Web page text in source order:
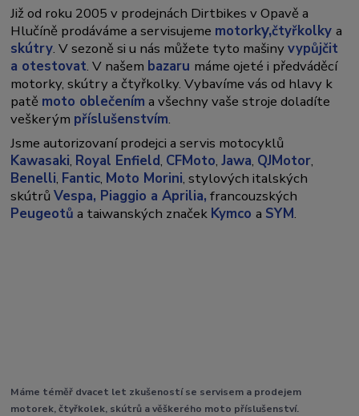
Již od roku 2005 v prodejnách Dirtbikes v Opavě a
Hlučíně prodáváme a servisujeme motorky,čtyřkolkya
skútry. V sezoně si u nás můžete tyto mašinyvypůjčit
a otestovat. V našem bazaru máme ojeté i předváděcí
motorky, skútry a čtyřkolky. Vybavíme vás od hlavy k
patě moto oblečením a všechny vaše stroje doladíte
veškerým příslušenstvím.
Jsme autorizovaní prodejci a servis motocyklů
Kawasaki, Royal Enfield, CFMoto,Jawa, QJMotor,
Benelli, Fantic, Moto Morini, stylových italských
skútrůVespa, Piaggio a Aprilia, francouzských
Peugeotů a taiwanských značek Kymcoa SYM.
Máme téměř dvacet let zkušeností se servisem a prodejem
motorek, čtyřkolek, skútrů a věškerého moto příslušenství.